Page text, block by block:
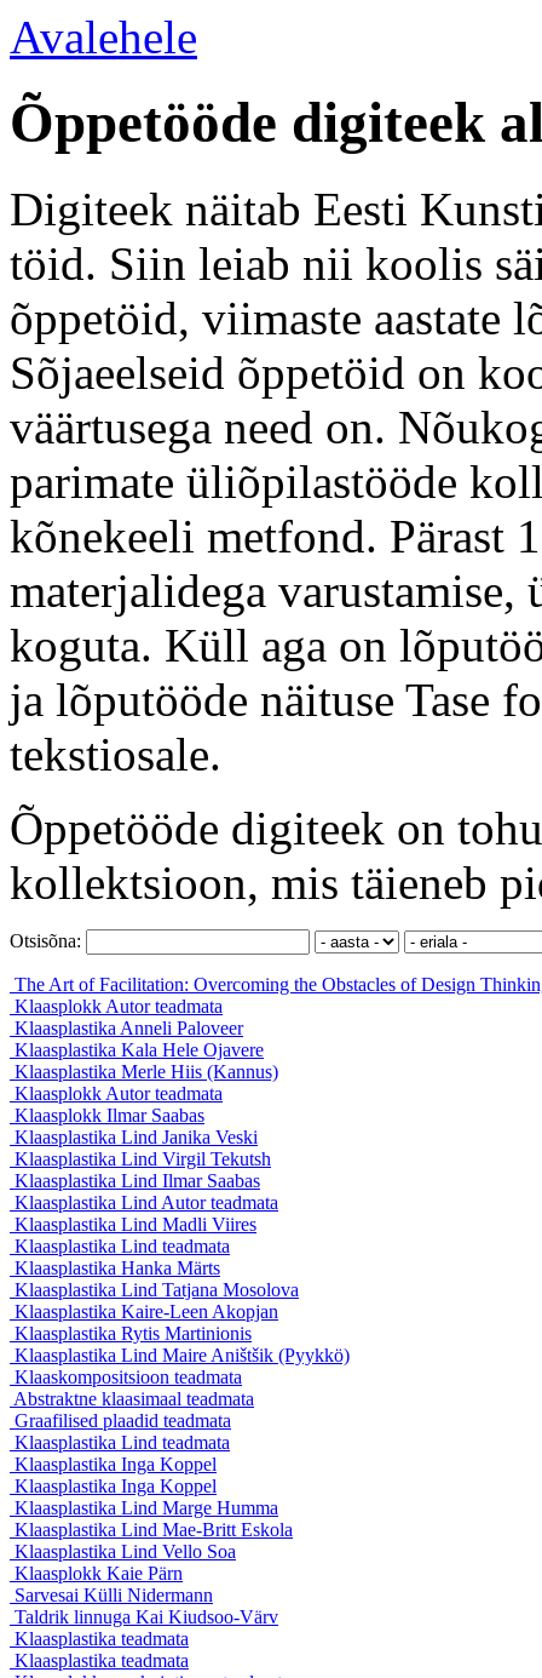
Avalehele
Õppetööde digiteek
Digiteek näitab Eesti
töid. Siin leiab nii koolis
õppetöid, viimaste aastate
Sõjaeelseid õppetöid on
väärtusega need on.
parimate üliõpilastööde
kõnekeeli metfond. Pärast
materjalidega varustamise,
koguta. Küll aga on
ja lõputööde näituse Tase
tekstiosale.
Õppetööde digiteek on
kollektsioon, mis täieneb
Otsisõna:
The Art of Facilitation: Overcoming the Obstacles of Design
Klaasplokk Autor teadmata
Klaasplastika Anneli Paloveer
Klaasplastika Kala Hele Ojavere
Klaasplastika Merle Hiis (Kannus)
Klaasplokk Autor teadmata
Klaasplokk Ilmar Saabas
Klaasplastika Lind Janika Veski
Klaasplastika Lind Virgil Tekutsh
Klaasplastika Lind Ilmar Saabas
Klaasplastika Lind Autor teadmata
Klaasplastika Lind Madli Viires
Klaasplastika Lind teadmata
Klaasplastika Hanka Märts
Klaasplastika Lind Tatjana Mosolova
Klaasplastika Kaire-Leen Akopjan
Klaasplastika Rytis Martinionis
Klaasplastika Lind Maire Aništšik (Pyykkö)
Klaaskompositsioon teadmata
Abstraktne klaasimaal teadmata
Graafilised plaadid teadmata
Klaasplastika Lind teadmata
Klaasplastika Inga Koppel
Klaasplastika Inga Koppel
Klaasplastika Lind Marge Humma
Klaasplastika Lind Mae-Britt Eskola
Klaasplastika Lind Vello Soa
Klaasplokk Kaie Pärn
Sarvesai Külli Nidermann
Taldrik linnuga Kai Kiudsoo-Värv
Klaasplastika teadmata
Klaasplastika teadmata